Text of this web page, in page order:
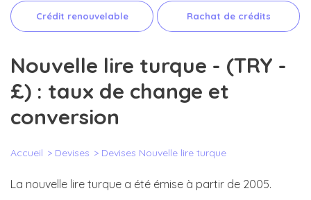
Crédit renouvelable Rachat de crédits
Nouvelle lire turque - (TRY -
£) : taux de change et
conversion
Accueil Devises Devises Nouvelle lire turque
La nouvelle lire turque a été émise à partir de 2005.